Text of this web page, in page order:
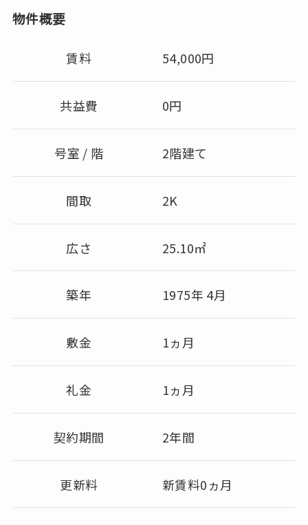
物件概要
賃料 54,000円
共益費 0円
号室 / 階 2階建て
間取 2K
広さ 25.10㎡
築年 1975年 4月
敷金 1ヵ月
礼金 1ヵ月
契約期間 2年間
更新料 新賃料0ヵ月